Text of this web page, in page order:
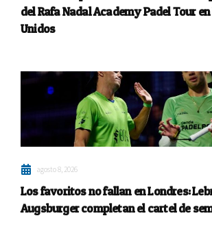
del Rafa Nadal Academy Padel Tour
Unidos
agosto 8, 2026
Los favoritos no fallan en Londres:
Augsburger completan el cartel de